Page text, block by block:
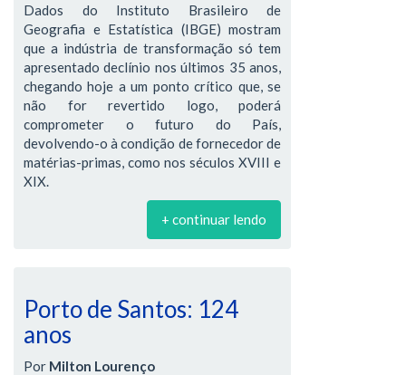
Dados do Instituto Brasileiro de
Geografia e Estatística (IBGE) mostram
que a indústria de transformação só tem
apresentado declínio nos últimos 35 anos,
chegando hoje a um ponto crítico que, se
não for revertido logo, poderá
comprometer o futuro do País,
devolvendo-o à condição de fornecedor de
matérias-primas, como nos séculos XVIII e
XIX.
+ continuar lendo
Porto de Santos: 124
anos
Por Milton Lourenço